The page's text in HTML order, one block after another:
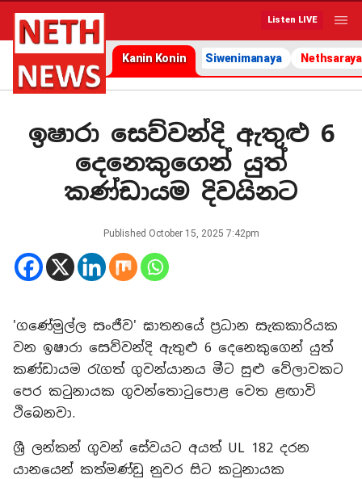
Listen LIVE
Kanin Konin Siwenimanaya Nethsaraya
ඉෂාරා සෙව්වන්දි ඇතුළු 6
දෙනෙකුගෙන් යුත්
කණ්ඩායම දිවයිනට
Published October 15, 2025 7:42pm
'ගණේමුල්ල සංජීව' ඝාතනයේ ප්‍රධාන සැකකාරියක
වන ඉෂාරා සෙව්වන්දි ඇතුළු 6 දෙනෙකුගෙන් යුත්
කණ්ඩායම රැගත් ගුවන්යානය මීට සුළු වේලාවකට
පෙර කටුනායක ගුවන්තොටුපොළ වෙත ළඟාවි
ථිබෙනවා.
ශ්‍රී ලන්කන් ගුවන් සේවයට අයත් UL 182 දරන
යානයෙන් කත්මණ්ඩු නුවර සිට කටුනායක